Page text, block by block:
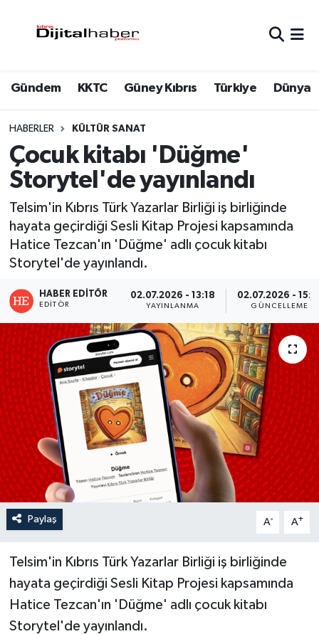
Gündem KKTC Güney Kıbrıs Türkiye Dünya
HABERLER KÜLTÜR SANAT
Çocuk kitabı 'Düğme'
Storytel'de yayınlandı
Telsim'in Kıbrıs Türk Yazarlar Birliği iş birliğinde
hayata geçirdiği Sesli Kitap Projesi kapsamında
Hatice Tezcan'ın 'Düğme' adlı çocuk kitabı
Storytel'de yayınlandı.
HABER EDITÖR
EDITÖR
02.07.2026 - 13:18
YAYINLANMA
02.07.2026 -
GÜNCELLEME
Paylaş A- A+
Telsim'in Kıbrıs Türk Yazarlar Birliği iş birliğinde
hayata geçirdiği Sesli Kitap Projesi kapsamında
Hatice Tezcan'ın 'Düğme' adlı çocuk kitabı
Storytel'de yayınlandı.
Trafik Durumu
Süper Lig Puan Durumu ve Fikstür
Tüm Manşetler
Haber Arşivi